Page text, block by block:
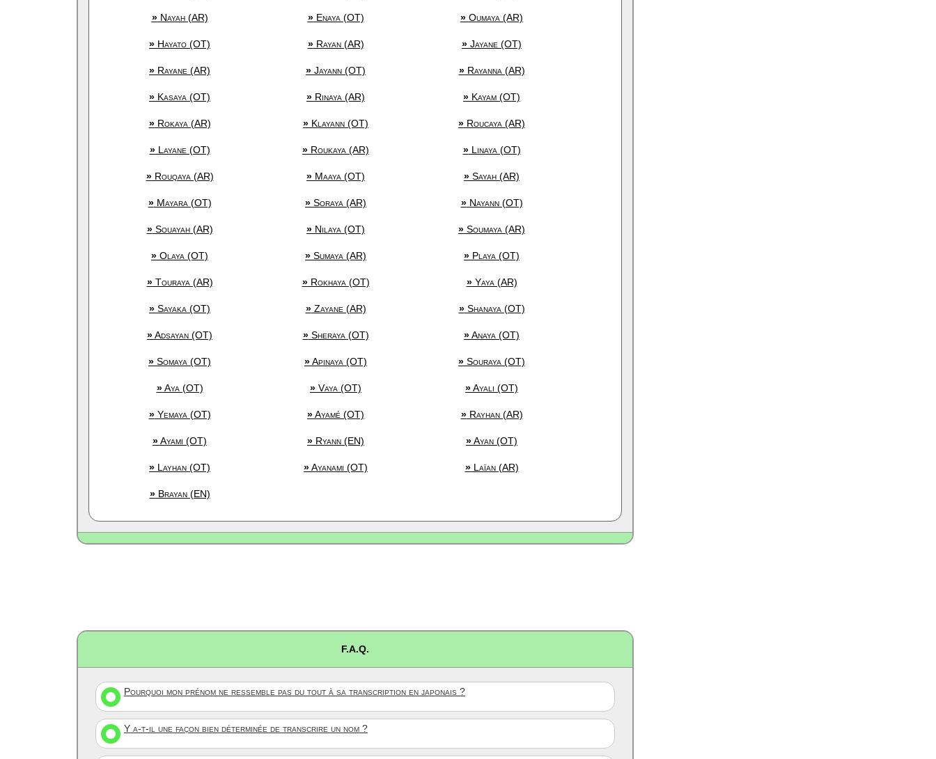
»Nayah (AR) »Enaya (OT) » Oumaya (AR)
» Hayato (OT) »Rayan (AR) » Jayane (OT)
» Rayane (AR) » Jayann (OT) »Rayanna (AR)
» Kasaya (OT) » Rinaya (AR) » Kayam (OT)
»Rokaya (AR) » Klayann (OT) » Roucaya (AR)
»Layane (OT) » Roukaya (AR) »Linaya (OT)
»Rouqaya (AR) » Maaya (OT) » Sayah (AR)
»Mayara (OT) » Soraya (AR) »Nayann (OT)
»Souayah (AR) » Nilaya (OT) » Soumaya (AR)
» Olaya (OT) » Sumaya (AR) » Playa (OT)
»Touraya (AR) »Rokhaya (OT) »Yaya (AR)
» Sayaka (OT) »Zayane (AR) »Shanaya (OT)
»Adsayan (OT) »Sheraya (OT) »Anaya (OT)
» Somaya (OT) »Apinaya (OT) » Souraya (OT)
»Aya (OT) » Vaya (OT) »Ayali (OT)
»Yemaya (OT) »Ayamé (OT) »Rayhan (AR)
»Ayami (OT) » Ryann (EN) »Ayan (OT)
» Layhan (OT) »Ayanami (OT) »Laïan (AR)
»Brayan (EN)
F.A.Q.
Pourquoi mon prénom ne ressemble pas du tout à sa transcription en japonais ?
Y a-t-il une façon bien déterminée de transcrire un nom ?